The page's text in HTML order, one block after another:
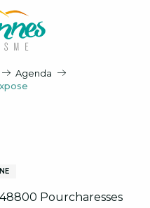
Agenda
Pourcharesses